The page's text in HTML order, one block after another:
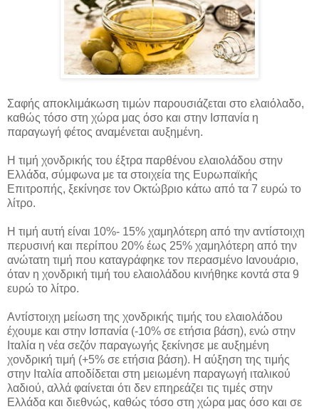
Σαφής αποκλιμάκωση τιμών παρουσιάζεται στο ελαιόλαδο,
καθώς τόσο στη χώρα μας όσο και στην Ισπανία η
παραγωγή φέτος αναμένεται αυξημένη.
Η τιμή χονδρικής του έξτρα παρθένου ελαιολάδου στην
Ελλάδα, σύμφωνα με τα στοιχεία της Ευρωπαϊκής
Επιτροπής, ξεκίνησε τον Οκτώβριο κάτω από τα 7 ευρώ το
λίτρο.
Η τιμή αυτή είναι 10%- 15% χαμηλότερη από την αντίστοιχη
περυσινή και περίπου 20% έως 25% χαμηλότερη από την
ανώτατη τιμή που καταγράφηκε τον περασμένο Ιανουάριο,
όταν η χονδρική τιμή του ελαιολάδου κινήθηκε κοντά στα 9
ευρώ το λίτρο.
Αντίστοιχη μείωση της χονδρικής τιμής του ελαιολάδου
έχουμε και στην Ισπανία (-10% σε ετήσια βάση), ενώ στην
Ιταλία η νέα σεζόν παραγωγής ξεκίνησε με αυξημένη
χονδρική τιμή (+5% σε ετήσια βάση). Η αύξηση της τιμής
στην Ιταλία αποδίδεται στη μειωμένη παραγωγή ιταλικού
λαδιού, αλλά φαίνεται ότι δεν επηρεάζει τις τιμές στην
Ελλάδα και διεθνώς, καθώς τόσο στη χώρα μας όσο και σε